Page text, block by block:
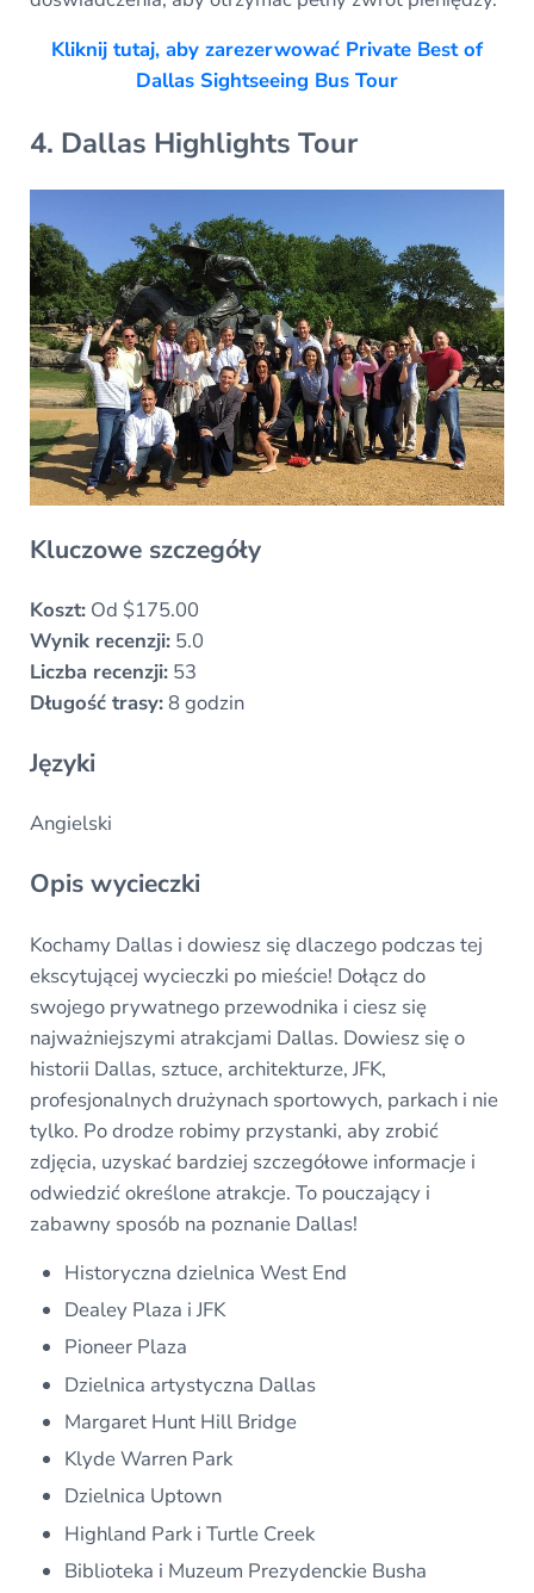
Kliknij tutaj, aby zarezerwować Private Best of
Dallas Sightseeing Bus Tour
4. Dallas Highlights Tour
Kluczowe szczegóły
Koszt:Od $175.00
Wynik recenzji:5.0
Liczba recenzji:53
Długość trasy:8 godzin
Języki
Angielski
Opis wycieczki
Kochamy Dallas i dowiesz się dlaczego podczas tej
ekscytującej wycieczki po mieście! Dołącz do
swojego prywatnego przewodnika i ciesz się
najważniejszymi atrakcjami Dallas. Dowiesz się o
historii Dallas, sztuce, architekturze, JFK,
profesjonalnych drużynach sportowych, parkach i nie
tylko. Po drodze robimy przystanki, aby zrobić
zdjęcia, uzyskać bardziej szczegółowe informacje i
odwiedzić określone atrakcje. To pouczający i
zabawny sposób na poznanie Dallas!
Historyczna dzielnica West End
Dealey Plaza i JFK
Pioneer Plaza
Dzielnica artystyczna Dallas
Margaret Hunt Hill Bridge
Klyde Warren Park
Dzielnica Uptown
Highland Park i Turtle Creek
Biblioteka i Muzeum Prezydenckie Busha